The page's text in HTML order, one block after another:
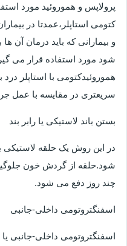
پرولاپس و هموروئید مورد
و بیمارانی که باید درمان آن
شود مورد استفاده قرار می
هموروئیدکتومی با استاپلر
سریعتری در مقایسه با عمل
بستن باند لاستیکی یا رابر بند
در این روش یک حلقه لاستیکی
شود.حلقه از گردش خون
چند روز دفع می شود.
اسفنگتروتومی داخلی-جانبی
اسفنگتروتومی داخلی-جانبی